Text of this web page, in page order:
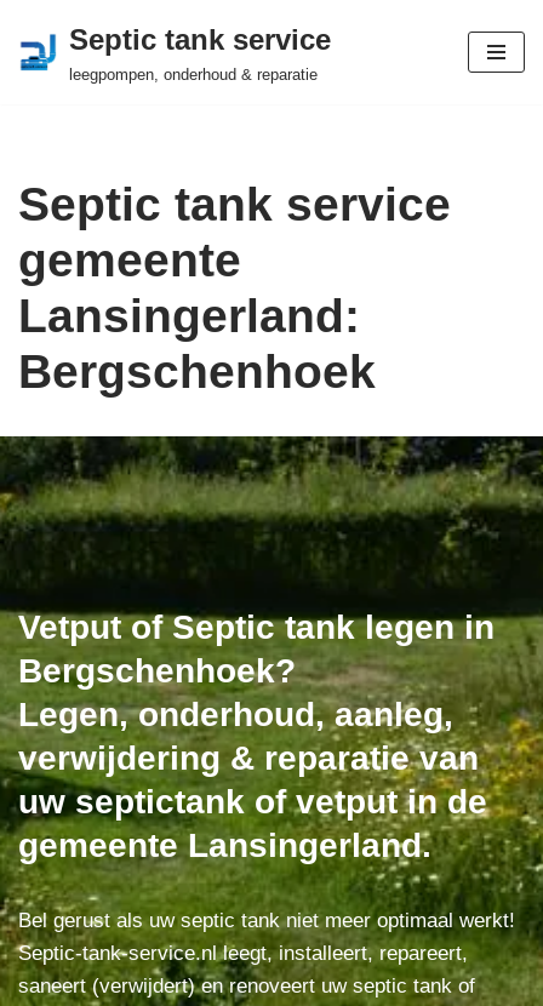
Ga
Septic tank service
leegpompen, onderhoud & reparatie
Septic tank service
gemeente
Lansingerland:
Bergschenhoek
Vetput of Septic tank legen in
Bergschenhoek?
Legen, onderhoud, aanleg,
verwijdering & reparatie van
uw septictank of vetput in de
gemeente Lansingerland.
Bel gerust als uw septic tank niet meer optimaal werkt!
Septic-tank-service.nl leegt, installeert, repareert,
saneert (verwijdert) en renoveert uw septic tank of